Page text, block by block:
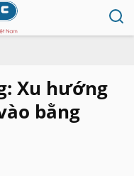
Xu hướng
bằng